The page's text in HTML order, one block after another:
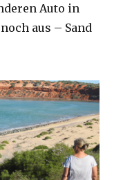
Auto in
aus – Sand